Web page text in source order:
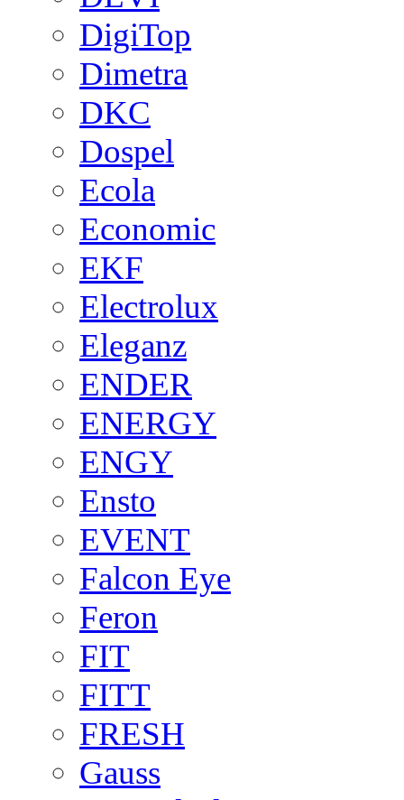
DigiTop
Dimetra
DKC
Dospel
Ecola
Economic
EKF
Electrolux
Eleganz
ENDER
ENERGY
ENGY
Ensto
EVENT
Falcon Eye
Feron
FIT
FITT
FRESH
Gauss